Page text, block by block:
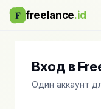
F freelance.id
Вход в
Один аккаунт